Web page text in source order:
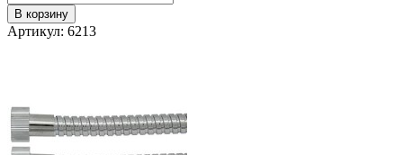
В корзину
Артикул: 6213